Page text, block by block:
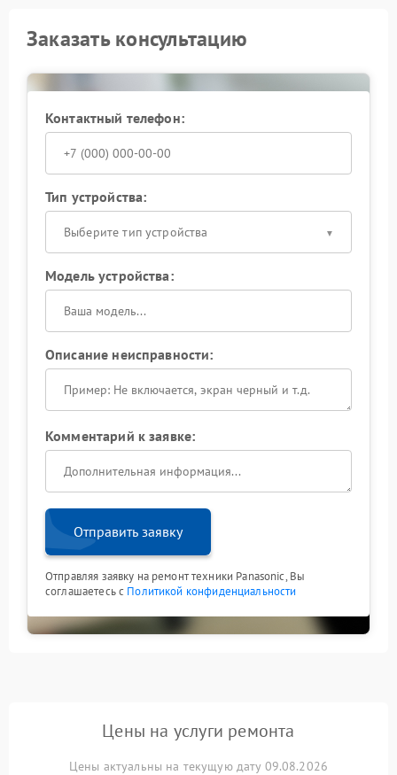
Заказать консультацию
Контактный телефон:
Тип устройства:
Выберите тип устройства
Модель устройства:
Описание неисправности:
Комментарий к заявке:
Отправить заявку
Отправляя заявку на ремонт техники Panasonic, Вы
соглашаетесь с Политикой конфиденциальности
Цены на услуги ремонта
Цены актуальны на текущую дату 09.08.2026